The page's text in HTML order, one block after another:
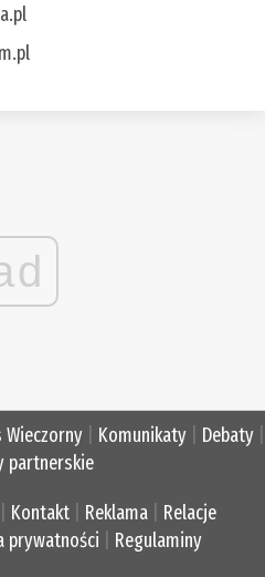
Wieczorny Komunikaty Debaty
partnerskie
Kontakt Reklama
Relacje
prywatności Regulaminy